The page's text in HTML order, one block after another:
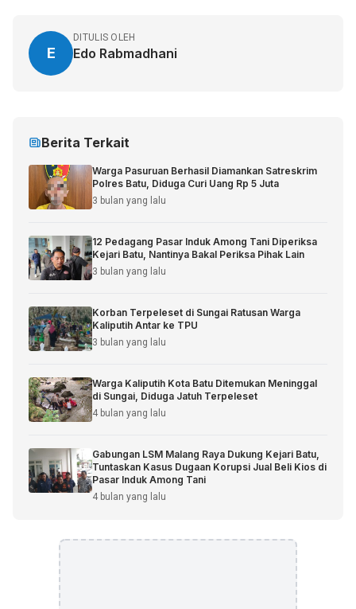
E
DITULIS OLEH
Edo Rabmadhani
Berita Terkait
Warga Pasuruan Berhasil Diamankan Satreskrim
Polres Batu, Diduga Curi Uang Rp 5 Juta
3 bulan yang lalu
12 Pedagang Pasar Induk Among Tani Diperiksa
Kejari Batu, Nantinya Bakal Periksa Pihak Lain
3 bulan yang lalu
Korban Terpeleset di Sungai Ratusan Warga
Kaliputih Antar ke TPU
3 bulan yang lalu
Warga Kaliputih Kota Batu Ditemukan Meninggal
di Sungai, Diduga Jatuh Terpeleset
4 bulan yang lalu
Gabungan LSM Malang Raya Dukung Kejari Batu,
Tuntaskan Kasus Dugaan Korupsi Jual Beli Kios di
Pasar Induk Among Tani
4 bulan yang lalu